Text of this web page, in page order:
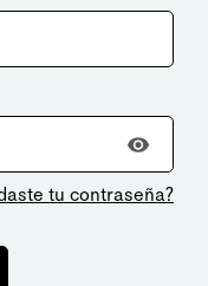
tu contraseña?